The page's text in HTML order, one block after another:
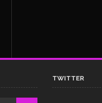
TWITTER